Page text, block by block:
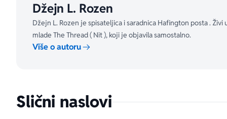
Za te tri
mlada
Džejn L. Rozen
Džejn L. Rozen je spisateljica i saradnica Hafington posta .
mlade The Thread ( Nit ), koji je objavila samostalno.
Više o autoru
Slični naslovi